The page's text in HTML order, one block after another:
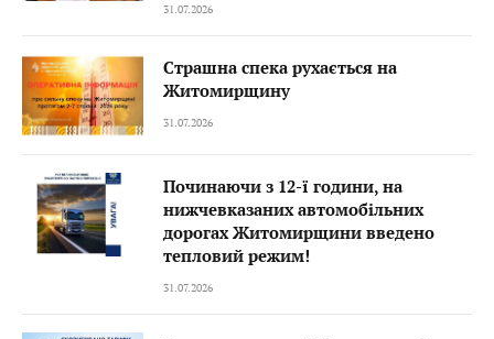
31.07.2026
Страшна спека рухається на
Житомирщину
31.07.2026
Починаючи з 12-ї години, на
нижчевказаних автомобільних
дорогах Житомирщини введено
тепловий режим!
31.07.2026